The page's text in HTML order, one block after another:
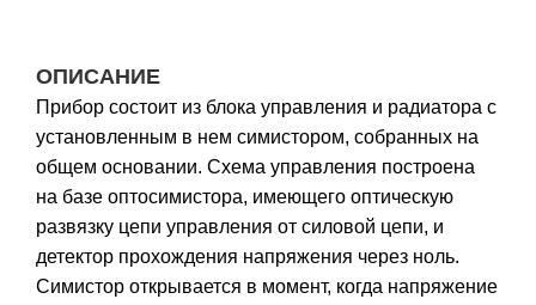
ОПИСАНИЕ
Прибор состоит из блока управления и радиатора с
установленным в нем симистором, собранных на
общем основании. Схема управления построена
на базе оптосимистора, имеющего оптическую
развязку цепи управления от силовой цепи, и
детектор прохождения напряжения через ноль.
Симистор открывается в момент, когда напряжение